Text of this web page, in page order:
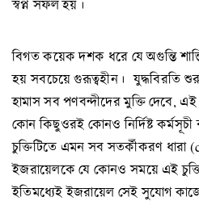
স্বপ্ন সফল হয়।
বিগত কয়েক দশক ধরে যে অগুন্তি
হয় সবচেয়ে গুরূত্বহীন। যুদ্ধবিরতি
হামাস সব পণবন্দীদের মুক্তি দেবে,
কোন কিছুওরই কোনও নির্দিষ্ট কর্মসূচী
চুক্তিটিতে এমন সব সতর্কীকরণ ধারা
ইজরায়েলকে যে কোনও সময়ে এই
ইতিমধ্যেই ইজরায়েল সেই সুযোগ কাজে